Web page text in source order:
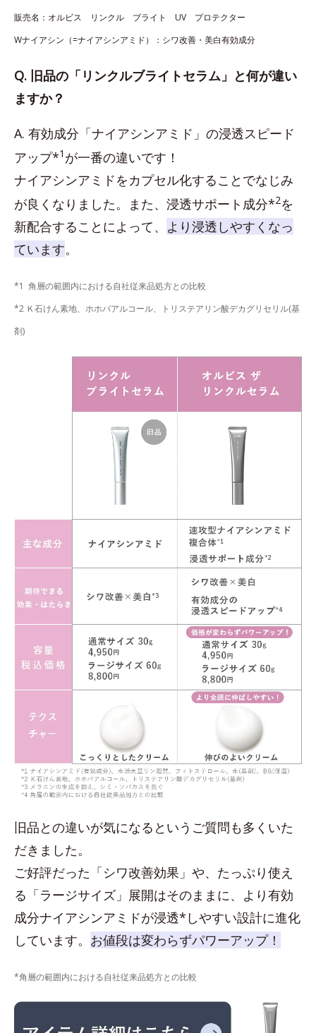
販売名：オルビス リンクル ブライト UV プロテクター
Wナイアシン（=ナイアシンアミド）：シワ改善・美白有効成分
Q. 旧品の「リンクルブライトセラム」と何が違い
ますか？
A. 有効成分「ナイアシンアミド」の浸透スピード
アップ*1 が一番の違いです！
ナイアシンアミドをカプセル化することでなじみ
が良くなりました。また、浸透サポート成分*2を
新配合することによって、 より浸透しやすくなっ
ています。
*1 角層の範囲内における自社従来品処方との比較
*2 Ｋ石けん素地、ホホバアルコール、トリステアリン酸デカグリセリル(基
剤)
旧品との違いが気になるというご質問も多くいた
だきました。
ご好評だった「シワ改善効果」や、たっぷり使え
る「ラージサイズ」展開はそのままに、より有効
成分ナイアシンアミドが浸透*しやすい設計に進化
しています。 お値段は変わらずパワーアップ！
*角層の範囲内における自社従来品処方との比較